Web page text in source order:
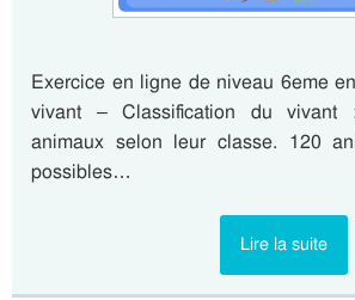
Exercice en ligne de niveau 6eme
vivant – Classification du vivant
animaux selon leur classe. 120
possibles…
Lire la suite